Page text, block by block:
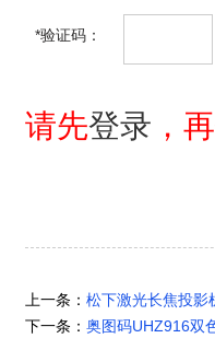
*验证码：
请先登录 ，
上一条： 松下激光长焦投影
下一条： 奥图码UHZ916双